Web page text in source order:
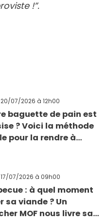
!”.
20/07/2026 à 12h00
baguette de pain est
? Voici la méthode
pour la rendre à
17/07/2026 à 09h00
: à quel moment
sa viande ? Un
MOF nous livre sa